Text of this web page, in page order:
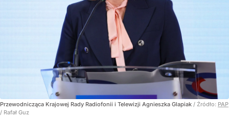
Przewodnicząca Krajowej Rady Radiofonii i Telewizji Agnieszka Glapiak / Źródło: PAP
/ Rafał Guz